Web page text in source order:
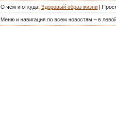
О чём и откуда: Здоровый образ жизни |
Меню и навигация по всем новостям – в